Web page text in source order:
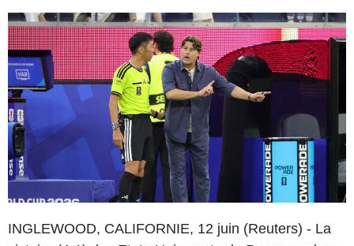
INGLEWOOD, CALIFORNIE, 12 juin (Reuters) - La